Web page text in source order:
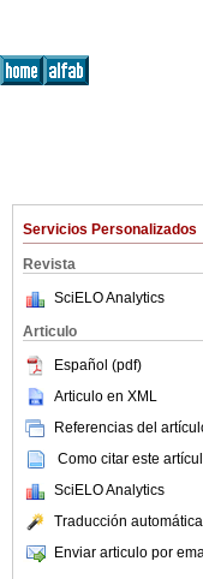
Servicios Personalizados
Revista
SciELO Analytics
Articulo
Español (pdf)
Articulo en XML
Referencias del
Como citar este
SciELO Analytics
Traducción automática
Enviar articulo por